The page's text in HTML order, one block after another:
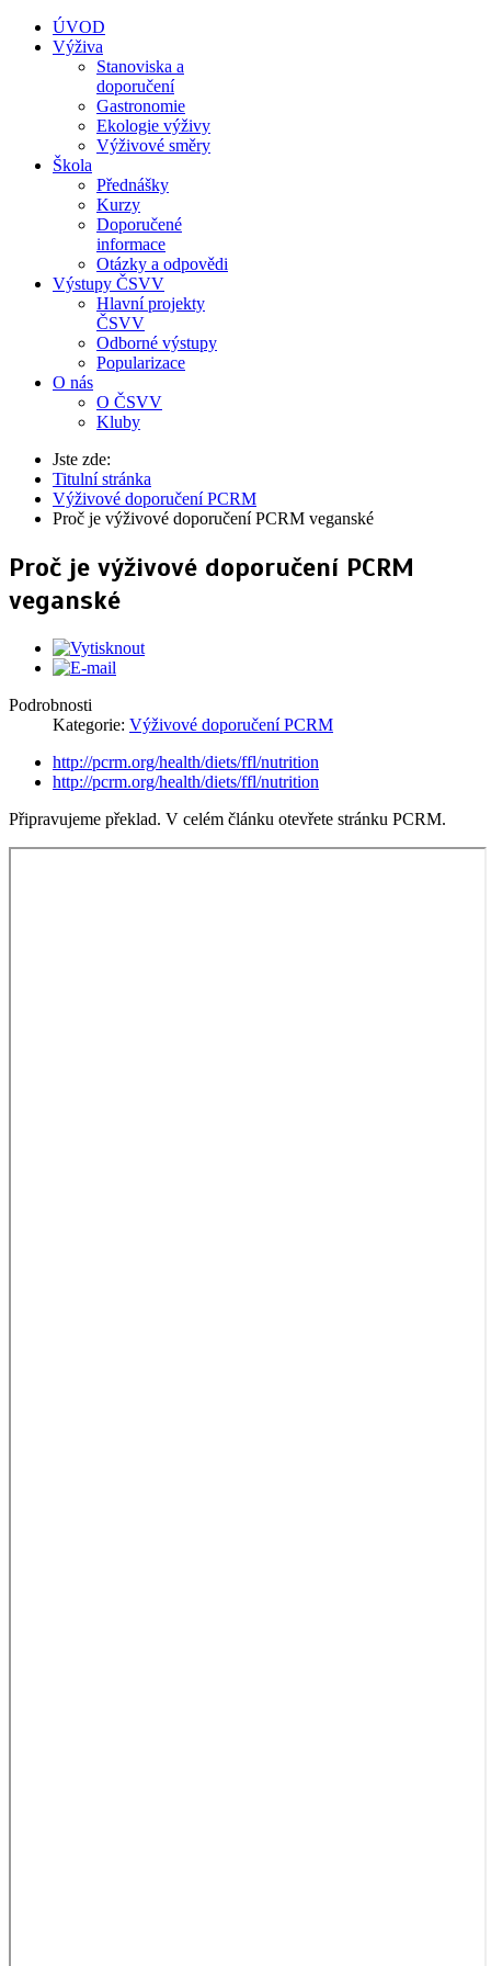
ÚVOD
Výživa
Stanoviska a
doporučení
Gastronomie
Ekologie výživy
Výživové směry
Škola
Přednášky
Kurzy
Doporučené
informace
Otázky a odpovědi
Výstupy ČSVV
Hlavní projekty
ČSVV
Odborné výstupy
Popularizace
O nás
O ČSVV
Kluby
Jste zde:
Titulní stránka
Výživové doporučení PCRM
Proč je výživové doporučení PCRM veganské
Proč je výživové doporučení PCRM
veganské
Podrobnosti
Kategorie: Výživové doporučení PCRM
http://pcrm.org/health/diets/ffl/nutrition
http://pcrm.org/health/diets/ffl/nutrition
Připravujeme překlad. V celém článku otevřete stránku PCRM.